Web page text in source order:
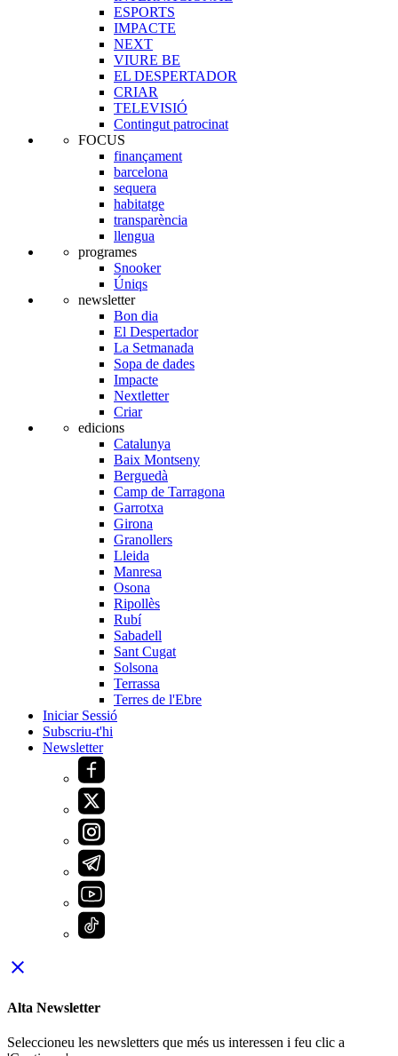
ESPORTS
IMPACTE
NEXT
VIURE BE
EL DESPERTADOR
CRIAR
TELEVISIÓ
Contingut patrocinat
FOCUS
finançament
barcelona
sequera
habitatge
transparència
llengua
programes
Snooker
Úniqs
newsletter
Bon dia
El Despertador
La Setmanada
Sopa de dades
Impacte
Nextletter
Criar
edicions
Catalunya
Baix Montseny
Berguedà
Camp de Tarragona
Garrotxa
Girona
Granollers
Lleida
Manresa
Osona
Ripollès
Rubí
Sabadell
Sant Cugat
Solsona
Terrassa
Terres de l'Ebre
Iniciar Sessió
Subscriu-t'hi
Newsletter
close
Alta Newsletter
Seleccioneu les newsletters que més us interessen i feu clic a